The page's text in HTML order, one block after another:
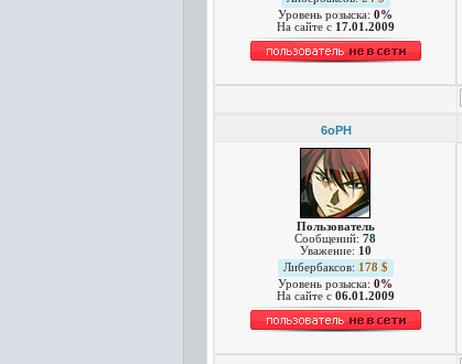
Уровень розыска: 0%
На сайте c 17.01.2009
6oPH
Пользователь
Сообщений: 78
Уважение: 10
Либербаксов: 178 $
Уровень розыска: 0%
На сайте c 06.01.2009